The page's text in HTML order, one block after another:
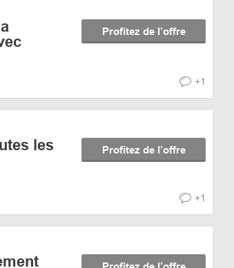
Profitez de l’offre
+1
les
Profitez de l’offre
+1